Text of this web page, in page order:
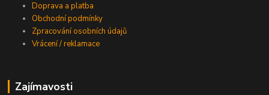
Doprava a platba
Obchodní podmínky
Zpracování osobních údajů
Vrácení / reklamace
Zajímavosti